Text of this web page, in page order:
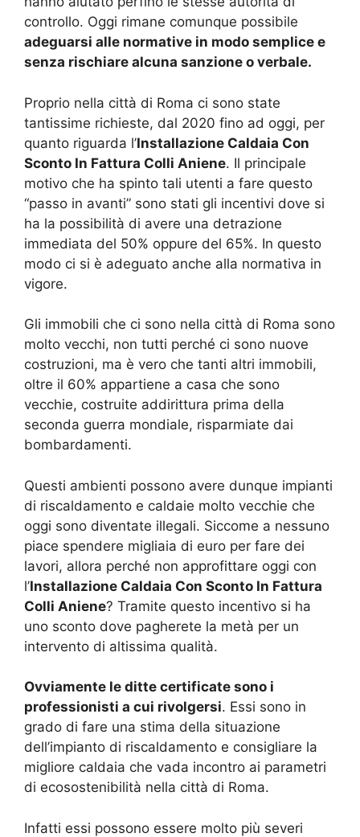
controllo. Oggi rimane comunque possibile
adeguarsi alle normative in modo semplice e
senza rischiare alcuna sanzione o verbale.
Proprio nella città di Roma ci sono state
tantissime richieste, dal 2020 fino ad oggi, per
quanto riguarda l’Installazione Caldaia Con
Sconto In Fattura Colli Aniene. Il principale
motivo che ha spinto tali utenti a fare questo
“passo in avanti” sono stati gli incentivi dove si
ha la possibilità di avere una detrazione
immediata del 50% oppure del 65%. In questo
modo ci si è adeguato anche alla normativa in
vigore.
Gli immobili che ci sono nella città di Roma sono
molto vecchi, non tutti perché ci sono nuove
costruzioni, ma è vero che tanti altri immobili,
oltre il 60% appartiene a casa che sono
vecchie, costruite addirittura prima della
seconda guerra mondiale, risparmiate dai
bombardamenti.
Questi ambienti possono avere dunque impianti
di riscaldamento e caldaie molto vecchie che
oggi sono diventate illegali. Siccome a nessuno
piace spendere migliaia di euro per fare dei
lavori, allora perché non approfittare oggi con
l’Installazione Caldaia Con Sconto In Fattura
Colli Aniene? Tramite questo incentivo si ha
uno sconto dove pagherete la metà per un
intervento di altissima qualità.
Ovviamente le ditte certificate sono i
professionisti a cui rivolgersi. Essi sono in
grado di fare una stima della situazione
dell’impianto di riscaldamento e consigliare la
migliore caldaia che vada incontro ai parametri
di ecosostenibilità nella città di Roma.
Infatti essi possono essere molto più severi